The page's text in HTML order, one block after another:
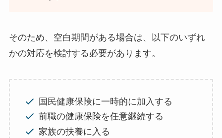
そのため、空白期間がある場合は、以下のいずれ
かの対応を検討する必要があります。
国民健康保険に一時的に加入する
前職の健康保険を任意継続する
家族の扶養に入る